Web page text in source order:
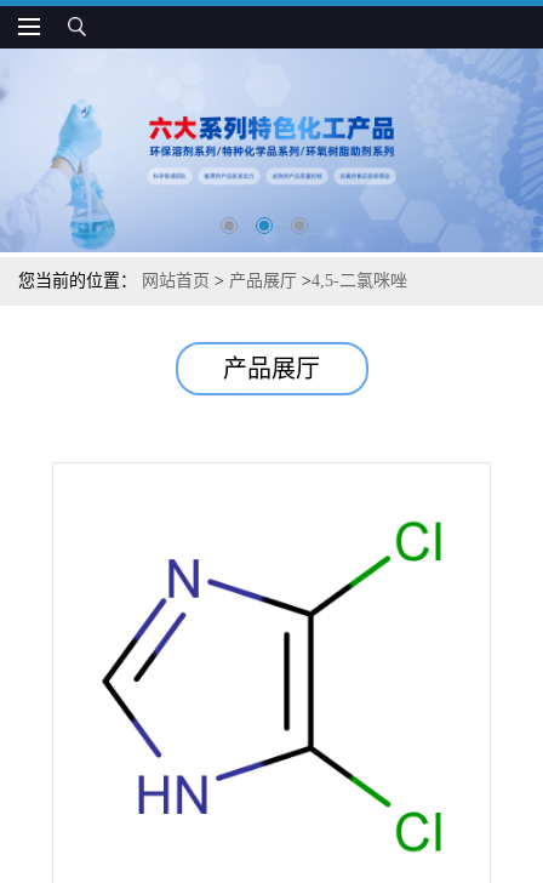
您当前的位置： 网站首页 > 产品展厅 >4,5-二氯咪唑
产品展厅